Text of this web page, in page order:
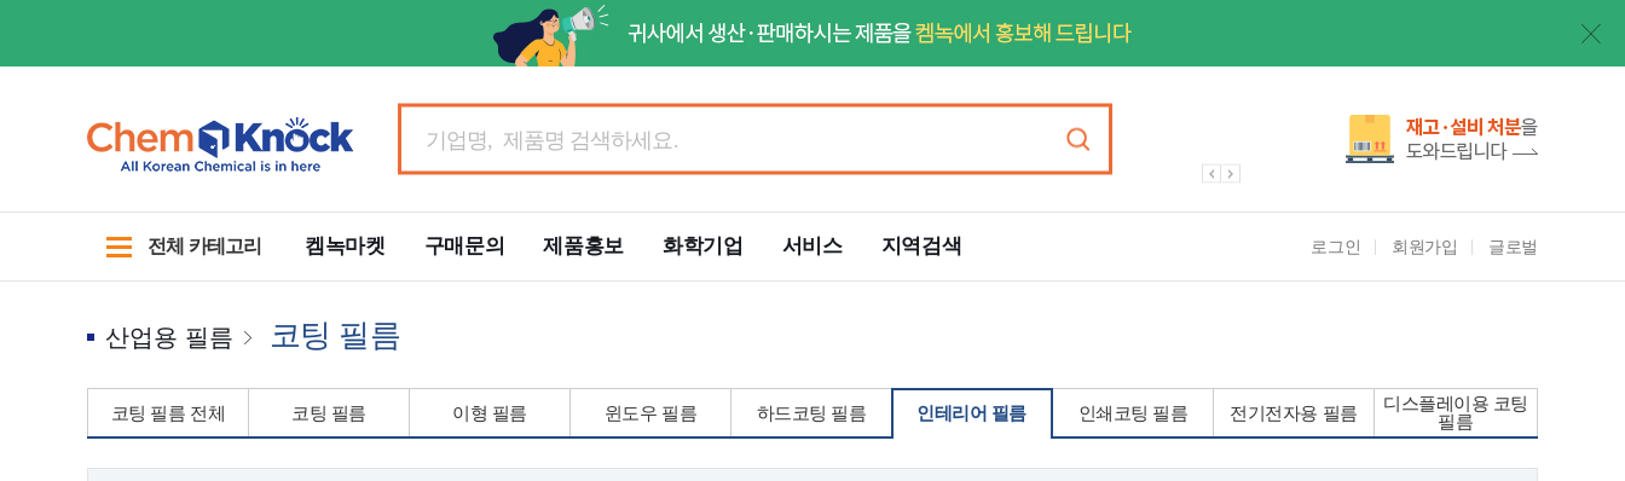
전체 카테고리 켐녹마켓 구매문의 제품홍보 화학기업 서비스 지역검색 로그인 회원가입 글로벌
산업용 필름 코팅 필름
코팅 필름 전체 코팅 필름 이형 필름 윈도우 필름 하드코팅 필름 인테리어 필름 인쇄코팅 필름 전기전자용 필름
디스플레이용 코팅
필름